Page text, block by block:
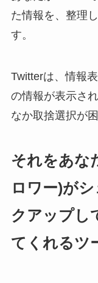
た情報を、整理
す。
Twitterは、情報
の情報が表示さ
なか取捨選択が困
それをあな
ロワー)が
クアップし
てくれるツ